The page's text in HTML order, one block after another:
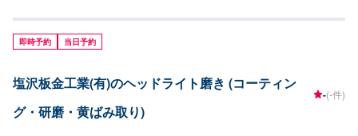
即時予約 当日予約
塩沢板金工業(有)のヘッドライト磨き (コーティン
グ・研磨・黄ばみ取り)
-(-件)